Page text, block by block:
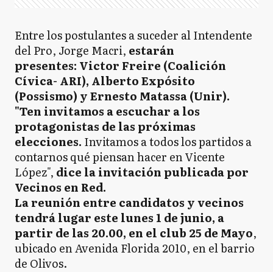
Entre los postulantes a suceder al Intendente
del Pro, Jorge Macri, estarán
presentes: Victor Freire (Coalición
Cívica- ARI), Alberto Expósito
(Possismo) y Ernesto Matassa (Unir).
"Ten invitamos a escuchar a los
protagonistas de las próximas
elecciones. Invitamos a todos los partidos a
contarnos qué piensan hacer en Vicente
López", dice la invitación publicada por
Vecinos en Red.
La reunión entre candidatos y vecinos
tendrá lugar este lunes 1 de junio, a
partir de las 20.00, en el club 25 de Mayo,
ubicado en Avenida Florida 2010, en el barrio
de Olivos.